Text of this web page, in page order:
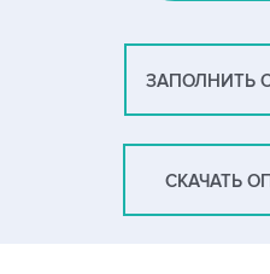
ЗАПОЛНИТЬ
СКАЧАТЬ